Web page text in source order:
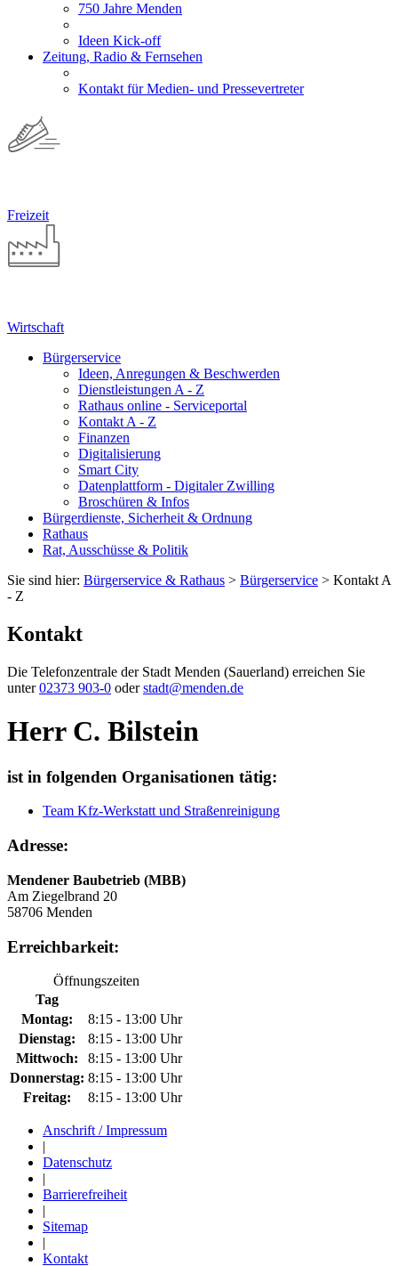
750 Jahre Menden
Ideen Kick-off
Zeitung, Radio & Fernsehen
Kontakt für Medien- und Pressevertreter
Freizeit
Wirtschaft
Bürgerservice
Ideen, Anregungen & Beschwerden
Dienstleistungen A - Z
Rathaus online - Serviceportal
Kontakt A - Z
Finanzen
Digitalisierung
Smart City
Datenplattform - Digitaler Zwilling
Broschüren & Infos
Bürgerdienste, Sicherheit & Ordnung
Rathaus
Rat, Ausschüsse & Politik
Sie sind hier: Bürgerservice & Rathaus > Bürgerservice > Kontakt A
- Z
Kontakt
Die Telefonzentrale der Stadt Menden (Sauerland) erreichen Sie
unter02373 903-0 oderstadt@menden.de
Herr C. Bilstein
ist in folgenden Organisationen tätig:
Team Kfz-Werkstatt und Straßenreinigung
Adresse:
Mendener Baubetrieb (MBB)
Am Ziegelbrand 20
58706 Menden
Erreichbarkeit:
Öffnungszeiten
Tag
Montag:
8:15 - 13:00 Uhr
Dienstag:
8:15 - 13:00 Uhr
Mittwoch:
8:15 - 13:00 Uhr
Donnerstag: 8:15 - 13:00 Uhr
Freitag:
8:15 - 13:00 Uhr
Anschrift / Impressum
|
Datenschutz
|
Barrierefreiheit
|
Sitemap
|
Kontakt